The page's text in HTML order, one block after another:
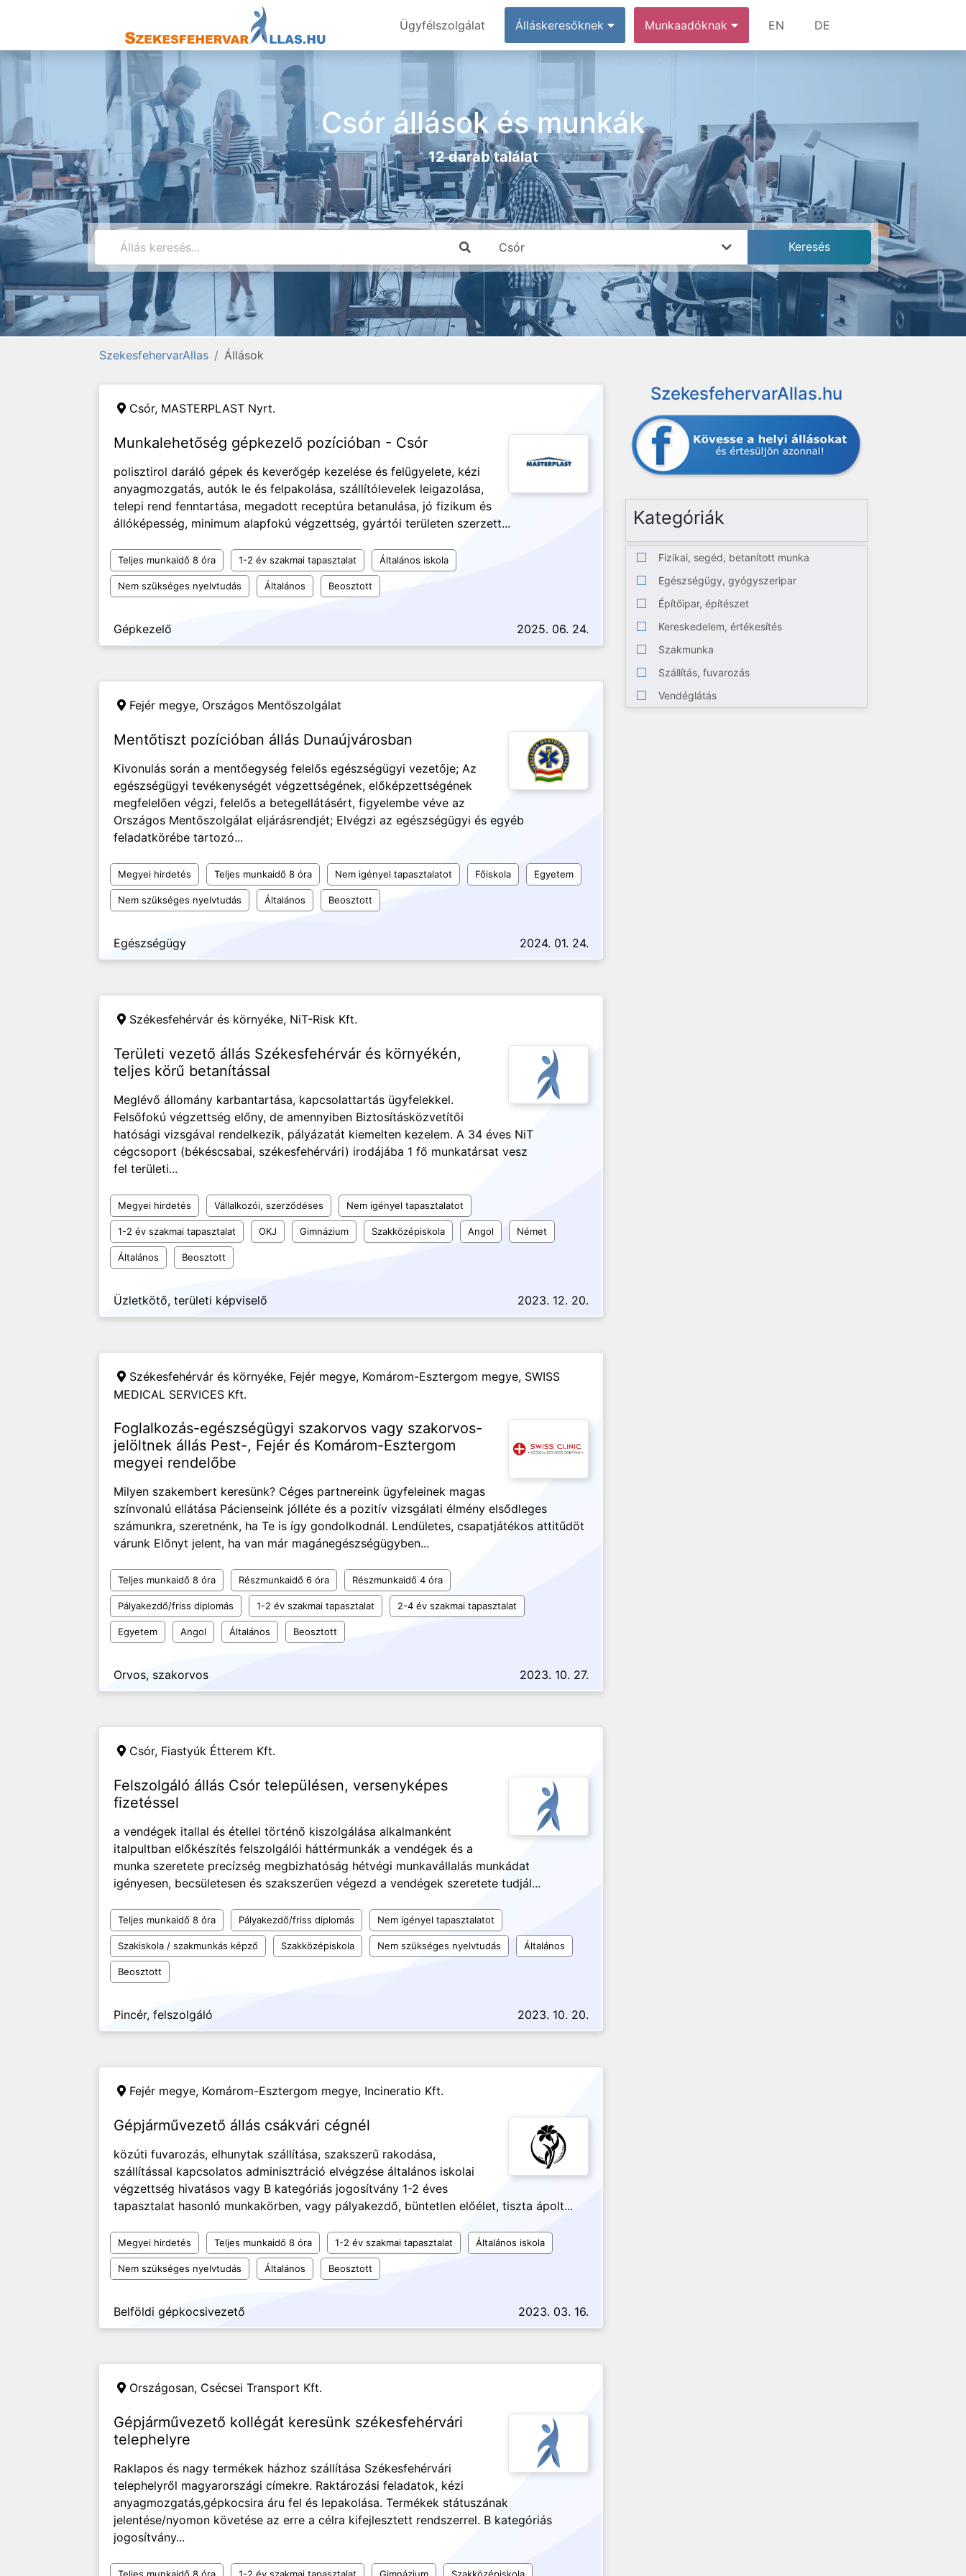
Ügyfélszolgálat Álláskeresőknek Munkaadóknak EN DE
Csór állások és munkák
12 darab találat
SzekesfehervarAllas Állások
Csór, MASTERPLAST Nyrt.
Munkalehetőség gépkezelő pozícióban - Csór
polisztirol daráló gépek és keverőgép kezelése és felügyelete, kézi
anyagmozgatás, autók le és felpakolása, szállítólevelek leigazolása,
telepi rend fenntartása, megadott receptúra betanulása, jó fizikum és
állóképesség, minimum alapfokú végzettség, gyártói területen szerzett...
Teljes munkaidő 8 óra 1-2 év szakmai tapasztalat Általános iskola
Nem szükséges nyelvtudás Általános Beosztott
Gépkezelő 2025. 06. 24.
Fejér megye, Országos Mentőszolgálat
Mentőtiszt pozícióban állás Dunaújvárosban
Kivonulás során a mentőegység felelős egészségügyi vezetője; Az
egészségügyi tevékenységét végzettségének, előképzettségének
megfelelően végzi, felelős a betegellátásért, figyelembe véve az
Országos Mentőszolgálat eljárásrendjét; Elvégzi az egészségügyi és egyéb
feladatkörébe tartozó...
Megyei hirdetés Teljes munkaidő 8 óra Nem igényel tapasztalatot Főiskola Egyetem
Nem szükséges nyelvtudás Általános Beosztott
Egészségügy 2024. 01. 24.
Székesfehérvár és környéke, NiT-Risk Kft.
Területi vezető állás Székesfehérvár és környékén,
teljes körű betanítással
Meglévő állomány karbantartása, kapcsolattartás ügyfelekkel.
Felsőfokú végzettség előny, de amennyiben Biztosításközvetítői
hatósági vizsgával rendelkezik, pályázatát kiemelten kezelem. A 34 éves NiT
cégcsoport (békéscsabai, székesfehérvári) irodájába 1 fő munkatársat vesz
fel területi...
Megyei hirdetés Vállalkozói, szerződéses Nem igényel tapasztalatot
1-2 év szakmai tapasztalat OKJ Gimnázium Szakközépiskola Angol Német
Általános Beosztott
Üzletkötő, területi képviselő 2023. 12. 20.
Székesfehérvár és környéke, Fejér megye, Komárom-Esztergom megye, SWISS
MEDICAL SERVICES Kft.
Foglalkozás-egészségügyi szakorvos vagy szakorvos-
jelöltnek állás Pest-, Fejér és Komárom-Esztergom
megyei rendelőbe
Milyen szakembert keresünk? Céges partnereink ügyfeleinek magas
színvonalú ellátása Pácienseink jólléte és a pozitív vizsgálati élmény elsődleges
számunkra, szeretnénk, ha Te is így gondolkodnál. Lendületes, csapatjátékos attitűdöt
várunk Előnyt jelent, ha van már magánegészségügyben...
Teljes munkaidő 8 óra Részmunkaidő 6 óra Részmunkaidő 4 óra
Pályakezdő/friss diplomás 1-2 év szakmai tapasztalat 2-4 év szakmai tapasztalat
Egyetem Angol Általános Beosztott
Orvos, szakorvos 2023. 10. 27.
Csór, Fiastyúk Étterem Kft.
Felszolgáló állás Csór településen, versenyképes
fizetéssel
a vendégek itallal és étellel történő kiszolgálása alkalmanként
italpultban előkészítés felszolgálói háttérmunkák a vendégek és a
munka szeretete precízség megbizhatóság hétvégi munkavállalás munkádat
igényesen, becsületesen és szakszerűen végezd a vendégek szeretete tudjál...
Teljes munkaidő 8 óra Pályakezdő/friss diplomás Nem igényel tapasztalatot
Szakiskola / szakmunkás képző Szakközépiskola Nem szükséges nyelvtudás Általános
Beosztott
Pincér, felszolgáló 2023. 10. 20.
Fejér megye, Komárom-Esztergom megye, Incineratio Kft.
Gépjárművezető állás csákvári cégnél
közúti fuvarozás, elhunytak szállítása, szakszerű rakodása,
szállítással kapcsolatos adminisztráció elvégzése általános iskolai
végzettség hivatásos vagy B kategóriás jogosítvány 1-2 éves
tapasztalat hasonló munkakörben, vagy pályakezdő, büntetlen előélet, tiszta ápolt...
Megyei hirdetés Teljes munkaidő 8 óra 1-2 év szakmai tapasztalat Általános iskola
Nem szükséges nyelvtudás Általános Beosztott
Belföldi gépkocsivezető 2023. 03. 16.
Országosan, Csécsei Transport Kft.
Gépjárművezető kollégát keresünk székesfehérvári
telephelyre
Raklapos és nagy termékek házhoz szállítása Székesfehérvári
telephelyről magyarországi címekre. Raktározási feladatok, kézi
anyagmozgatás,gépkocsira áru fel és lepakolása. Termékek státuszának
jelentése/nyomon követése az erre a célra kifejlesztett rendszerrel. B kategóriás
jogosítvány...
SzekesfehervarAllas.hu
Kategóriák
Fizikai, segéd, betanított munka
Egészségügy, gyógyszeripar
Építőipar, építészet
Kereskedelem, értékesítés
Szakmunka
Szállítás, fuvarozás
Vendéglátás